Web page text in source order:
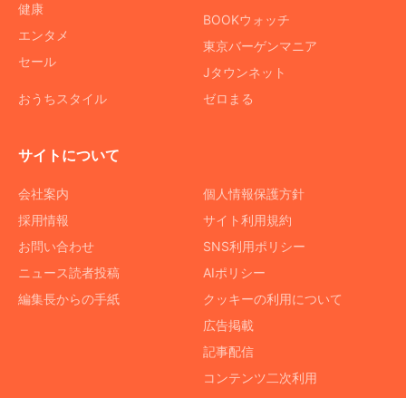
健康
エンタメ
セール
おうちスタイル
BOOKウォッチ
東京バーゲンマニア
Jタウンネット
ゼロまる
サイトについて
会社案内
採用情報
お問い合わせ
ニュース読者投稿
編集長からの手紙
個人情報保護方針
サイト利用規約
SNS利用ポリシー
AIポリシー
クッキーの利用について
広告掲載
記事配信
コンテンツ二次利用